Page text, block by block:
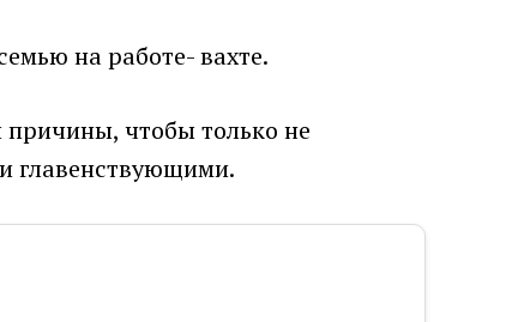
на работе- вахте.
причины, чтобы только не
главенствующими.